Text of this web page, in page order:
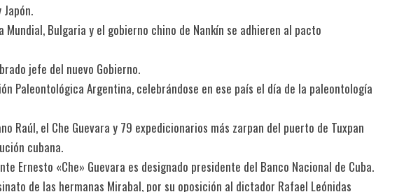
Mundial, Bulgaria y el gobierno chino de Nankín se adhieren al pacto
jefe del nuevo Gobierno.
Paleontológica Argentina, celebrándose en ese país el día de la paleontología
Raúl, el Che Guevara y 79 expedicionarios más zarpan del puerto de Tuxpan
cubana.
Ernesto «Che» Guevara es designado presidente del Banco Nacional de Cuba.
de las hermanas Mirabal, por su oposición al dictador Rafael Leónidas